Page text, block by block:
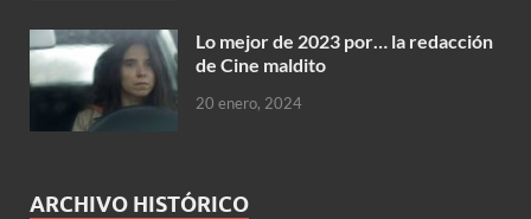
Lo mejor de 2023 por… la redacción
de Cine maldito
20 enero, 2024
ARCHIVO HISTÓRICO